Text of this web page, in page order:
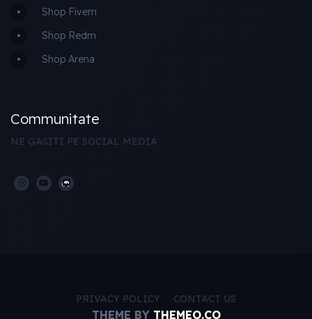
Shop Fivem
Shop Redm
Shop Arena
Communitate
NE GASITI PE SOCIAL MEDIA
PRIVACY POLICY CONTACT US
THEME BY THEMEO.CO